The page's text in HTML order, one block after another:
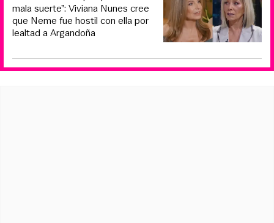
mala suerte”: Viviana Nunes cree
que Neme fue hostil con ella por
lealtad a Argandoña